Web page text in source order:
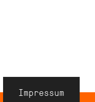
Navigation
Impressum